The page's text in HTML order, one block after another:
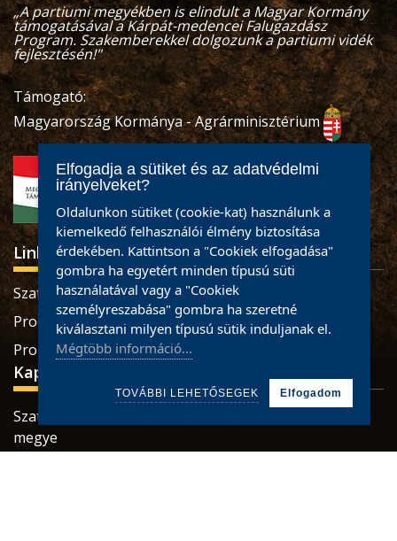
„A partiumi megyékben is elindult a Magyar Kormány
támogatásával a Kárpát-medencei Falugazdász
Program. Szakemberekkel dolgozunk a partiumi vidék
fejlesztésén!"
Támogató:
Magyarország Kormánya - Agrárminisztérium
Linkek
Szatmári termékek
Produse sătmărene
Pro Economica Alapítvány
Kapcsolat
Szatmárnémeti, Retezatului utca, 32 szám, Szatmár
megye
Elfogadja a sütiket és az adatvédelmi
irányelveket?
Oldalunkon sütiket (cookie-kat) használunk a
kiemelkedő felhasználói élmény biztosítása
érdekében. Kattintson a "Cookiek elfogadása"
gombra ha egyetért minden típusú süti
használatával vagy a "Cookiek
személyreszabása" gombra ha szeretné
kiválasztani milyen típusú sütik induljanak el.
Mégtöbb információ...
TOVÁBBI LEHETŐSEGEK Elfogadom